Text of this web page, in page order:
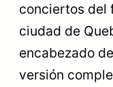
conciertos del
ciudad de
encabezado
versión